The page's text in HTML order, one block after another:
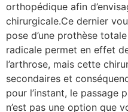
orthopédique afin
chirurgicale.Ce dernier
pose d’une prothèse
radicale permet en effet
l’arthrose, mais cette
secondaires et
pour l’instant, le passage
n’est pas une option que